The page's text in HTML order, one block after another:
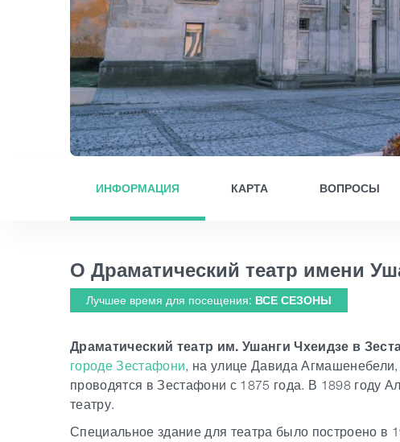
ИНФОРМАЦИЯ КАРТА ВОПРОСЫ
О Драматический театр имени
Лучшее время для посещения: ВСЕ СЕЗОНЫ
Драматический театр им. Ушанги Чхеидзе в
городе Зестафони, на улице Давида
проводятся в Зестафони с 1875 года. В 1898 году
театру.
Специальное здание для театра было построено в